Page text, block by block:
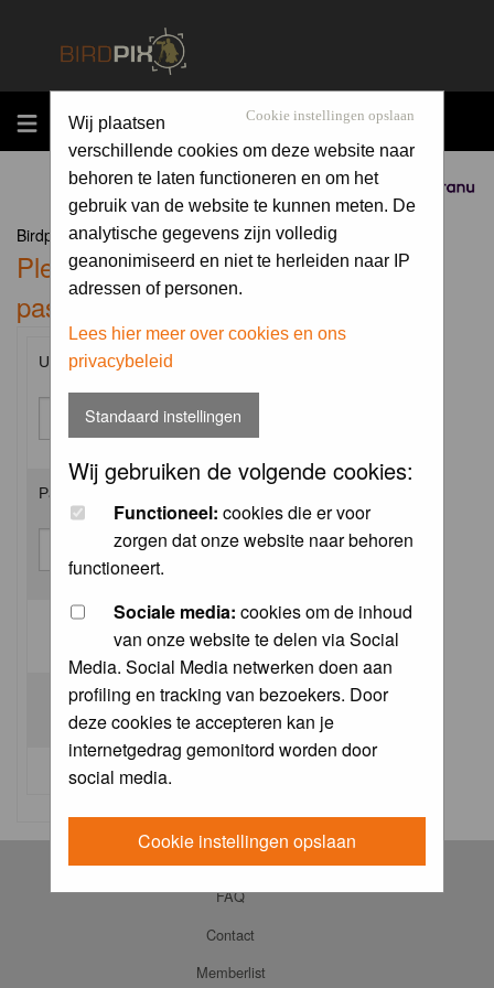
MENU
Sponsored by
Cookie instellingen opslaan
Wij plaatsen
verschillende cookies om deze website naar
behoren te laten functioneren en om het
gebruik van de website te kunnen meten. De
analytische gegevens zijn volledig
geanonimiseerd en niet te herleiden naar IP
adressen of personen.
Lees hier meer over cookies en ons
privacybeleid
Standaard instellingen
Wij gebruiken de volgende cookies:
Functioneel: cookies die er voor
zorgen dat onze website naar behoren
functioneert.
Sociale media: cookies om de inhoud
van onze website te delen via Social
Media. Social Media netwerken doen aan
profiling en tracking van bezoekers. Door
deze cookies te accepteren kan je
internetgedrag gemonitord worden door
social media.
Cookie instellingen opslaan
Birdpix.nl Forum Index
Please enter your username and
password to log in.
Username:
Password:
Log me on automatically each visit:
I forgot my password
FAQ
Contact
Memberlist